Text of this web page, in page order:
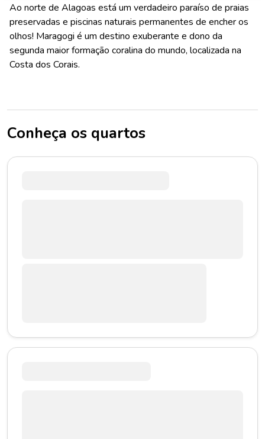
Ao norte de Alagoas está um verdadeiro paraíso de praias
preservadas e piscinas naturais permanentes de encher os
olhos! Maragogi é um destino exuberante e dono da
segunda maior formação coralina do mundo, localizada na
Costa dos Corais.
Conheça os quartos